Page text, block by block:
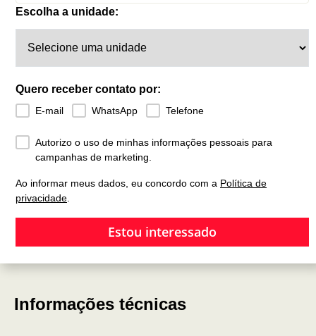
Escolha a unidade:
Quero receber contato por:
E-mail WhatsApp Telefone
Autorizo o uso de minhas informações pessoais para
campanhas de marketing.
Ao informar meus dados, eu concordo com a Política de
privacidade.
Estou interessado
Informações técnicas